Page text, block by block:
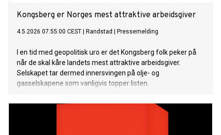
Kongsberg er Norges mest attraktive arbeidsgiver
4.5.2026 07:55:00 CEST Randstad Pressemelding
I en tid med geopolitisk uro er det Kongsberg folk peker på
når de skal kåre landets mest attraktive arbeidsgiver.
Selskapet tar dermed innersvingen på olje- og
gasselskapene som vanligvis topper listen.